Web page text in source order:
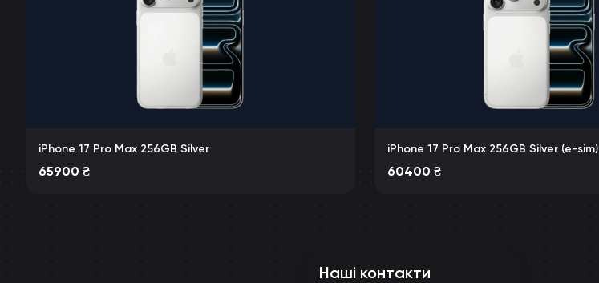
iPhone 17 Pro Max 256GB Silver
65900 ₴
iPhone 17 Pro Max 256GB Silver (e-sim)
60400 ₴
Наші контакти